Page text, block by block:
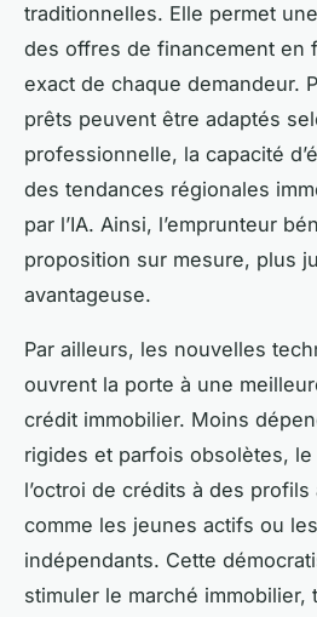
traditionnelles. Elle permet
des offres de financement en
exact de chaque demandeur.
prêts peuvent être adaptés
professionnelle, la capacité
des tendances régionales
par l’IA. Ainsi, l’emprunteur
proposition sur mesure, plus
avantageuse.
Par ailleurs, les nouvelles
ouvrent la porte à une
crédit immobilier. Moins
rigides et parfois obsolètes,
l’octroi de crédits à des
comme les jeunes actifs ou
indépendants. Cette
stimuler le marché immobilier,